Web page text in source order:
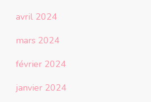
avril 2024
mars 2024
février 2024
janvier 2024